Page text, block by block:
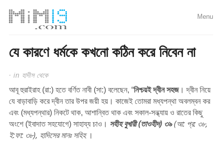
Menu
যে কারণে ধর্মকে কখনো কঠিন করে নিবেন না
· in হাদীস থেকে
আবূ হুরাইরাহ (রা:) হতে বর্ণিত নাবী (সা:) বলেছেন, “নিশ্চয়ই দ্বীন সহজ। দ্বীন নিয়ে
যে বাড়াবাড়ি করে দ্বীন তার উপর জয়ী হয়। কাজেই তোমরা মধ্যপন্থা অবলম্বন কর
এবং (মধ্যপন্থার) নিকটে থাক, আশান্বিত থাক এবং সকাল-সন্ধ্যায় ও রাতের কিছু
অংশে (ইবাদাত সহযোগে) সাহায্য চাও। সহীহ বুখারী (তাওহীদ) ৩৯(আ: প্র: ৩৮,
ই:ফা: ৩৮), হাদিসের মানঃ সহিহ।